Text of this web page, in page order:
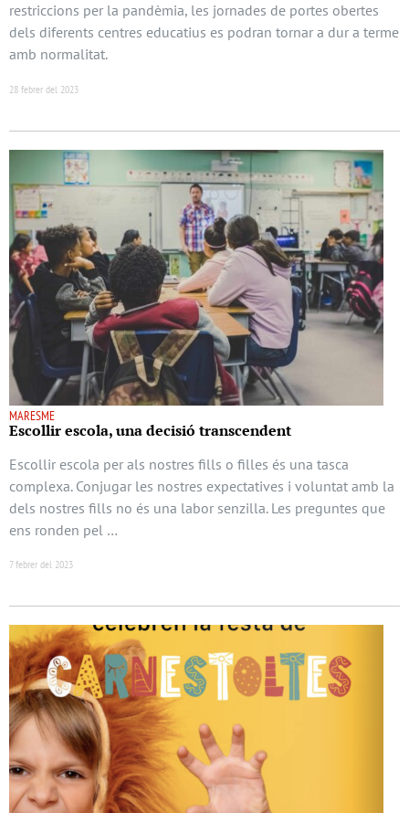
restriccions per la pandèmia, les jornades de portes obertes
dels diferents centres educatius es podran tornar a dur a terme
amb normalitat.
28 febrer del 2023
MARESME
Escollir escola, una decisió transcendent
Escollir escola per als nostres fills o filles és una tasca
complexa. Conjugar les nostres expectatives i voluntat amb la
dels nostres fills no és una labor senzilla. Les preguntes que
ens ronden pel …
7 febrer del 2023